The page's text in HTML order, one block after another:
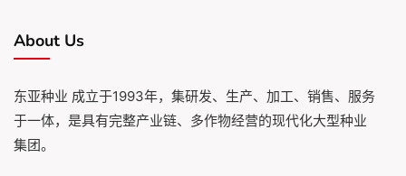
About Us
东亚种业 成立于1993年，集研发、生产、加工、销售、服务
于一体，是具有完整产业链、多作物经营的现代化大型种业
集团。